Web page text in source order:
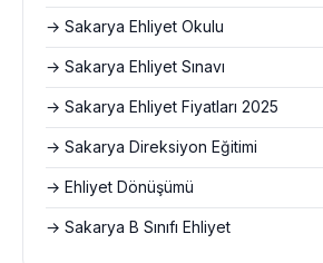
→ Sakarya Ehliyet Okulu
→ Sakarya Ehliyet Sınavı
→ Sakarya Ehliyet Fiyatları 2025
→ Sakarya Direksiyon Eğitimi
→ Ehliyet Dönüşümü
→ Sakarya B Sınıfı Ehliyet